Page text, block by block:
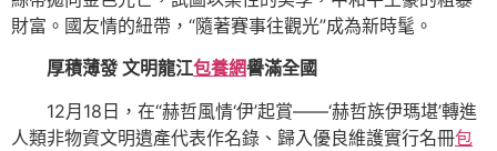
財富。國友情的紐帶，“隨著賽事往觀光”成為新時髦。
厚積薄發 文明龍江包養網譽滿全國
12月18日，在“赫哲風情‘伊’起賞——‘赫哲族伊瑪堪’轉進
人類非物資文明遺產代表作名錄、歸入優良維護實行名冊包